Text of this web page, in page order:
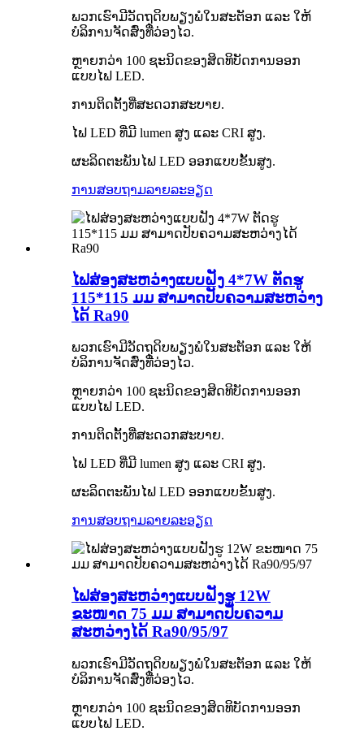
ພວກເຮົາມີວັດຖຸດິບພຽງພໍໃນສະຕັອກ ແລະ ໃຫ້
ບໍລິການຈັດສົ່ງທີ່ວ່ອງໄວ.
ຫຼາຍກວ່າ 100 ຊະນິດຂອງສິດທິບັດການອອກ
ແບບໄຟ LED.
ການຕິດຕັ້ງທີ່ສະດວກສະບາຍ.
ໄຟ LED ທີ່ມີ lumen ສູງ ແລະ CRI ສູງ.
ຜະລິດຕະພັນໄຟ LED ອອກແບບຂັ້ນສູງ.
ການສອບຖາມລາຍລະອຽດ
ໄຟສ່ອງສະຫວ່າງແບບຝັງ 4*7W ຕັດຮູ
115*115 ມມ ສາມາດປັບຄວາມສະຫວ່າງ
ໄດ້ Ra90
ພວກເຮົາມີວັດຖຸດິບພຽງພໍໃນສະຕັອກ ແລະ ໃຫ້
ບໍລິການຈັດສົ່ງທີ່ວ່ອງໄວ.
ຫຼາຍກວ່າ 100 ຊະນິດຂອງສິດທິບັດການອອກ
ແບບໄຟ LED.
ການຕິດຕັ້ງທີ່ສະດວກສະບາຍ.
ໄຟ LED ທີ່ມີ lumen ສູງ ແລະ CRI ສູງ.
ຜະລິດຕະພັນໄຟ LED ອອກແບບຂັ້ນສູງ.
ການສອບຖາມລາຍລະອຽດ
ໄຟສ່ອງສະຫວ່າງແບບຝັງຮູ 12W
ຂະໜາດ 75 ມມ ສາມາດປັບຄວາມ
ສະຫວ່າງໄດ້ Ra90/95/97
ພວກເຮົາມີວັດຖຸດິບພຽງພໍໃນສະຕັອກ ແລະ ໃຫ້
ບໍລິການຈັດສົ່ງທີ່ວ່ອງໄວ.
ຫຼາຍກວ່າ 100 ຊະນິດຂອງສິດທິບັດການອອກ
ແບບໄຟ LED.